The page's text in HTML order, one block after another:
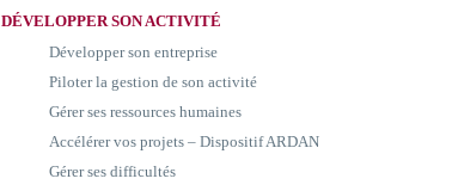
DÉVELOPPER SON ACTIVITÉ
Développer son entreprise
Piloter la gestion de son activité
Gérer ses ressources humaines
Accélérer vos projets – Dispositif ARDAN
Gérer ses difficultés